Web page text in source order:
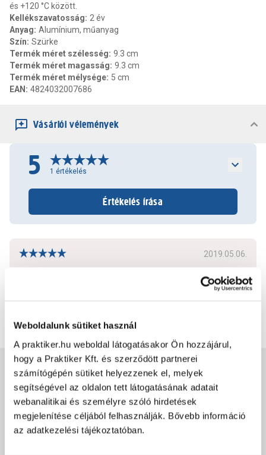
Weboldalunk sütiket használ
A praktiker.hu weboldal látogatásakor Ön hozzájárul,
hogy a Praktiker Kft. és szerződött partnerei
számítógépén sütiket helyezzenek el, melyek
segítségével az oldalon tett látogatásának adatait
webanalitikai és személyre szóló hirdetések
megjelenítése céljából felhasználják. Bővebb információ
az adatkezelési tájékoztatóban.
és +120 °C között.
Kellékszavatosság: 2 év
Anyag: Alumínium, műanyag
Szín: Szürke
Termék méret szélesség: 9.3 cm
Termék méret magasság: 9.3 cm
Termék méret mélysége: 5 cm
EAN : 4824032007686
Vásárlói vélemények
5 1 értékelés
Értékelés írása
2019.05.06.
Jótállás, szavatosság
Csomagolási és súly információk